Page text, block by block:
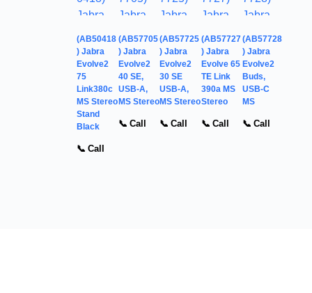
(AB50418
) Jabra
Evolve2
75
Link380c
MS Stereo
Stand
Black
📞 Call
(AB57705
) Jabra
Evolve2
40 SE,
USB-A,
MS Stereo
📞 Call
(AB57725
) Jabra
Evolve2
30 SE
USB-A,
MS Stereo
📞 Call
(AB57727
) Jabra
Evolve 65
TE Link
390a MS
Stereo
📞 Call
(AB57728
) Jabra
Evolve2
Buds,
USB-C
MS
📞 Call